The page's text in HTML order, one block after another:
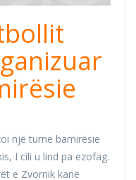
një turne bamirësie
I cili u lind pa ezofag.
e Zvornik kanë